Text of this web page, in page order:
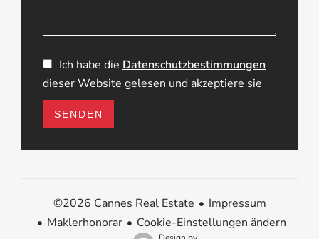
Ich habe die Datenschutzbestimmungen
dieser Website gelesen und akzeptiere sie
SENDEN
©2026 Cannes Real Estate
Impressum
Maklerhonorar
Cookie-Einstellungen ändern